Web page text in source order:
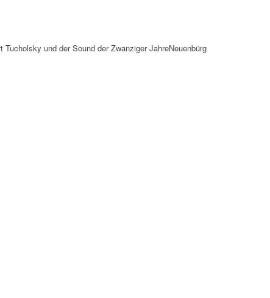
und der Sound der Zwanziger JahreNeuenbürg